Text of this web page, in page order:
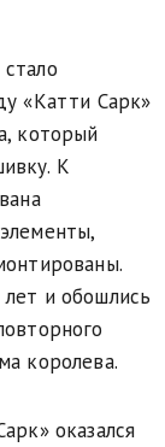
«Катти Сарк»
который
К
и обошлись
королева.
оказался